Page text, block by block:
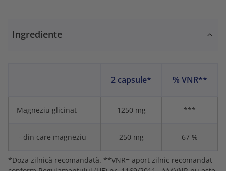
Ingrediente
2 capsule* % VNR**
Magneziu glicinat 1250 mg ***
- din care magneziu 250 mg 67 %
*Doza zilnică recomandată. **VNR= aport zilnic recomandat